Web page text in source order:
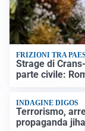
FRIZIONI TRA
Strage di
parte civile:
INDAGINE DIGOS
Terrorismo,
propaganda